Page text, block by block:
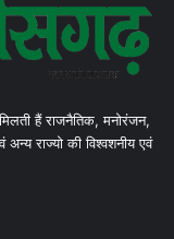
हैं राजनैतिक, मनोरंजन,
राज्यो की विश्वशनीय एवं